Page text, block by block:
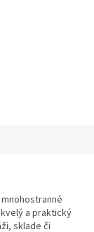
a praktický
sklade či